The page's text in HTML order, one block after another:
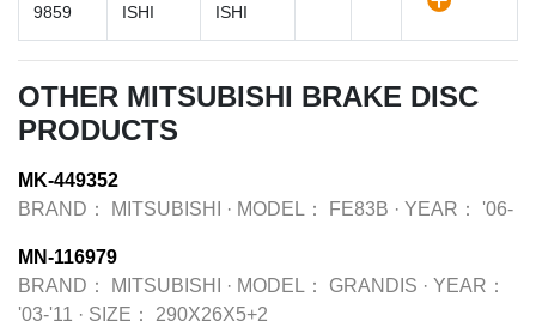
9859
ISHI
ISHI
OTHER MITSUBISHI BRAKE DISC
PRODUCTS
MK-449352
BRAND：
MITSUBISHI · MODEL： FE83B · YEAR： '06-
MN-116979
BRAND：
MITSUBISHI · MODEL： GRANDIS · YEAR：
'03-'11 · SIZE： 290X26X5+2